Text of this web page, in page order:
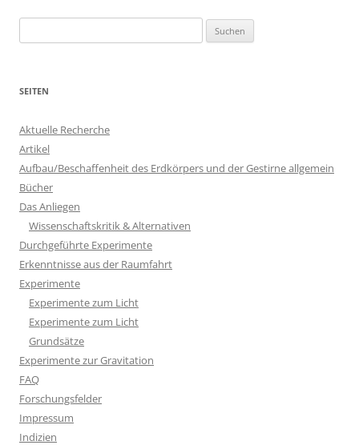
nach:
SEITEN
Aktuelle Recherche
Artikel
Aufbau/Beschaffenheit des Erdkörpers und der Gestirne allgemein
Bücher
Das Anliegen
Wissenschaftskritik & Alternativen
Durchgeführte Experimente
Erkenntnisse aus der Raumfahrt
Experimente
Experimente zum Licht
Experimente zum Licht
Grundsätze
Experimente zur Gravitation
FAQ
Forschungsfelder
Impressum
Indizien